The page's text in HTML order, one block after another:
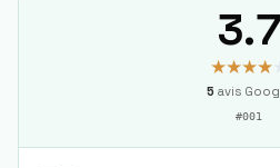
3.7
★★★★
5 avis
#001